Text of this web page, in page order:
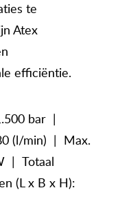
te
Atex
efficiëntie.
bar |
(l/min) | Max.
| Totaal
(L x B x H):